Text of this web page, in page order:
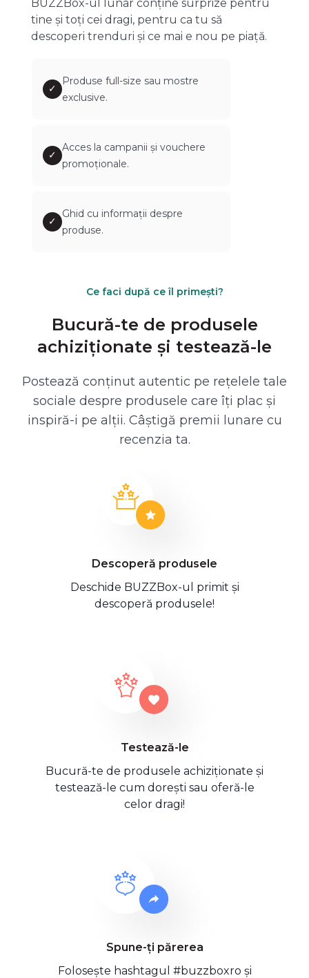
BUZZBox-ul lunar conține surprize pentru
tine și toți cei dragi, pentru ca tu să
descoperi trenduri și ce mai e nou pe piață.
✓
Produse full-size sau mostre
exclusive.
✓
Acces la campanii și vouchere
promoționale.
✓
Ghid cu informații despre
produse.
Ce faci după ce îl primești?
Bucură-te de produsele
achiziționate și testează-le
Postează conținut autentic pe rețelele tale
sociale despre produsele care îți plac și
inspiră-i pe alții. Câștigă premii lunare cu
recenzia ta.
Descoperă produsele
Deschide BUZZBox-ul primit și
descoperă produsele!
Testează-le
Bucură-te de produsele achiziționate și
testează-le cum dorești sau oferă-le
celor dragi!
Spune-ți părerea
Folosește hashtagul #buzzboxro și